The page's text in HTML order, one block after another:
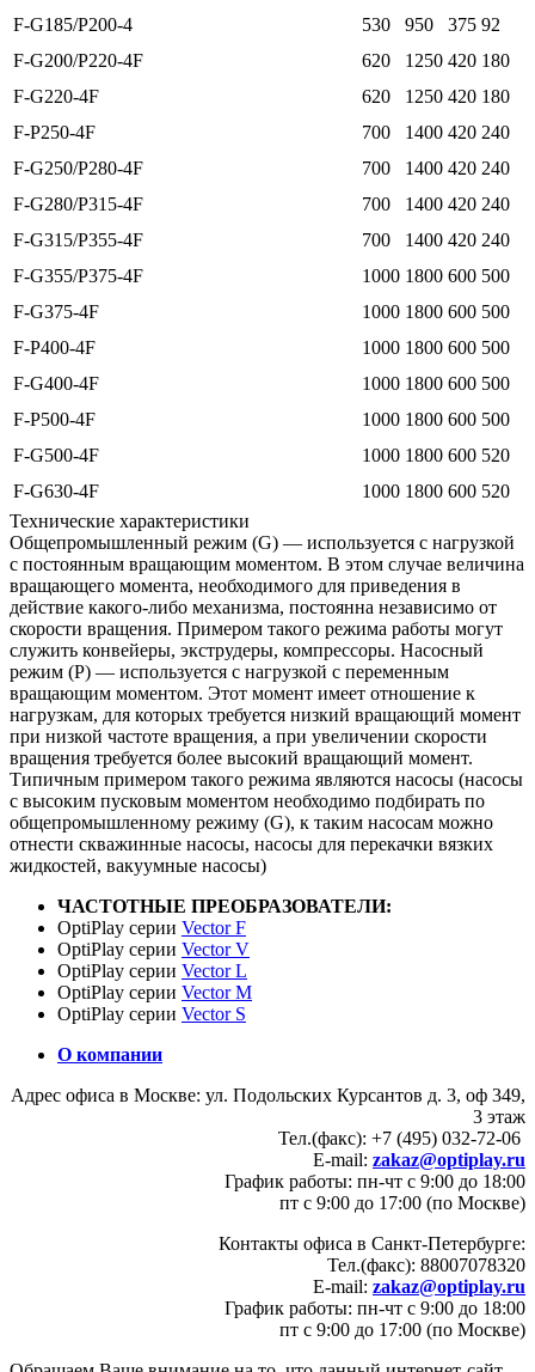
F-G185/P200-4
530 950 375 92
F-G200/P220-4F
620 1250 420 180
F-G220-4F
620 1250 420 180
F-P250-4F
700 1400 420 240
F-G250/P280-4F
700 1400 420 240
F-G280/P315-4F
700 1400 420 240
F-G315/P355-4F
700 1400 420 240
F-G355/P375-4F
1000 1800 600 500
F-G375-4F
1000 1800 600 500
F-P400-4F
1000 1800 600 500
F-G400-4F
1000 1800 600 500
F-P500-4F
1000 1800 600 500
F-G500-4F
1000 1800 600 520
F-G630-4F
1000 1800 600 520
Технические характеристики
Общепромышленный режим (G) — используется с нагрузкой
с постоянным вращающим моментом. В этом случае величина
вращающего момента, необходимого для приведения в
действие какого-либо механизма, постоянна независимо от
скорости вращения. Примером такого режима работы могут
служить конвейеры, экструдеры, компрессоры. Насосный
режим (P) — используется с нагрузкой с переменным
вращающим моментом. Этот момент имеет отношение к
нагрузкам, для которых требуется низкий вращающий момент
при низкой частоте вращения, а при увеличении скорости
вращения требуется более высокий вращающий момент.
Типичным примером такого режима являются насосы (насосы
с высоким пусковым моментом необходимо подбирать по
общепромышленному режиму (G), к таким насосам можно
отнести скважинные насосы, насосы для перекачки вязких
жидкостей, вакуумные насосы)
ЧАСТОТНЫЕ ПРЕОБРАЗОВАТЕЛИ:
OptiPlay серии Vector F
OptiPlay серии Vector V
OptiPlay серии Vector L
OptiPlay серии Vector M
OptiPlay серии Vector S
О компании
Адрес офиса в Москве: ул. Подольских Курсантов д. 3, оф 349,
3 этаж
Тел.(факс): +7 (495) 032-72-06
E-mail: zakaz@optiplay.ru
График работы: пн-чт с 9:00 до 18:00
пт с 9:00 до 17:00 (по Москве)
Контакты офиса в Санкт-Петербурге:
Тел.(факс): 88007078320
E-mail: zakaz@optiplay.ru
График работы: пн-чт с 9:00 до 18:00
пт с 9:00 до 17:00 (по Москве)